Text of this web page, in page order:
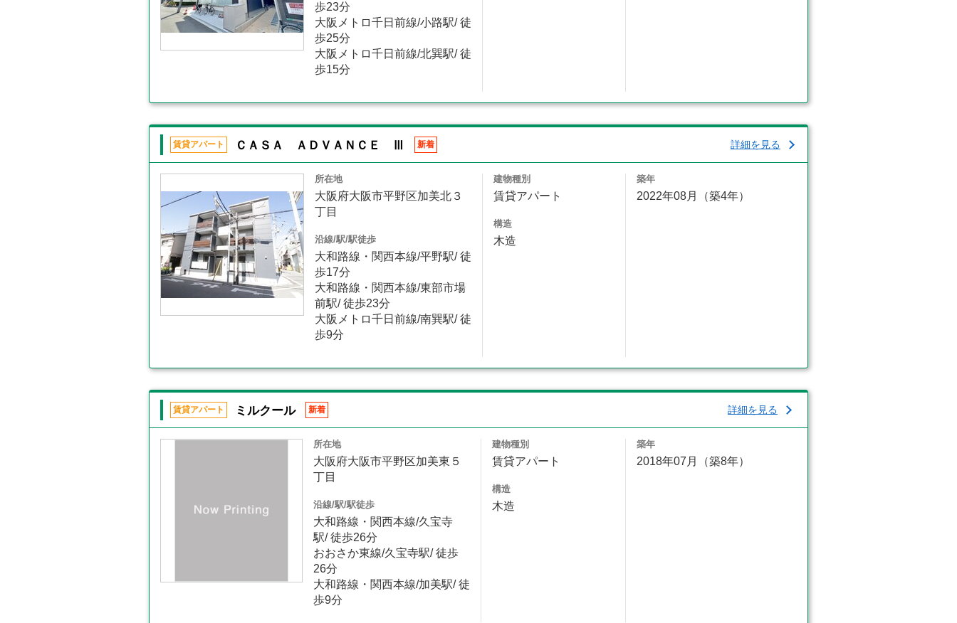
歩23分
大阪メトロ千日前線/小路駅/ 徒
歩25分
大阪メトロ千日前線/北巽駅/ 徒
歩15分
賃貸アパート ＣＡＳＡ ＡＤＶＡＮＣＥ Ⅲ 新着 詳細を見る
所在地
大阪府大阪市平野区加美北３
丁目
沿線/駅/駅徒歩
大和路線・関西本線/平野駅/ 徒
歩17分
大和路線・関西本線/東部市場
前駅/ 徒歩23分
大阪メトロ千日前線/南巽駅/ 徒
歩9分
建物種別
賃貸アパート
構造
木造
築年
2022年08月（築4年）
賃貸アパート ミルクール 新着 詳細を見る
所在地
大阪府大阪市平野区加美東５
丁目
沿線/駅/駅徒歩
大和路線・関西本線/久宝寺
駅/ 徒歩26分
おおさか東線/久宝寺駅/ 徒歩
26分
大和路線・関西本線/加美駅/ 徒
歩9分
建物種別
賃貸アパート
構造
木造
築年
2018年07月（築8年）